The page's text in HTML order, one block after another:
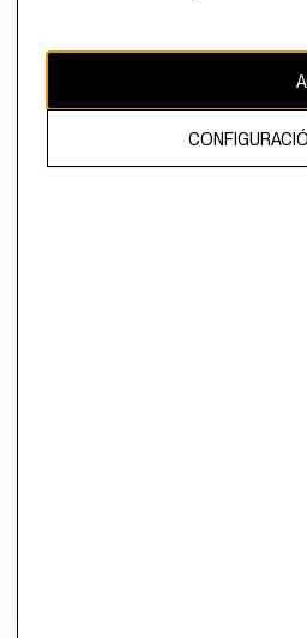
El contenido de esta página web está
propiedad de H&M Hennes & Mauritz